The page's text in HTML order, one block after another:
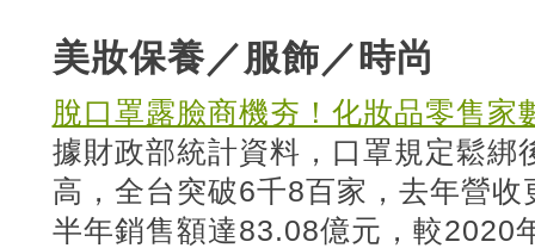
美妝保養／服飾／時尚
脫口罩露臉商機夯！化妝品零售家
據財政部統計資料，口罩規定鬆綁
高，全台突破6千8百家，去年營
半年銷售額達83.08億元，較2020